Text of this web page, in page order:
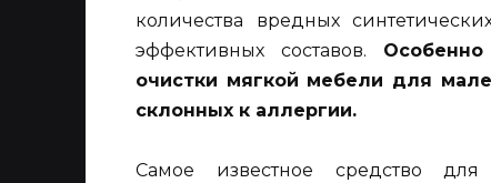
количества вредных
эффективных составов.
очистки мягкой мебели для
склонных к аллергии.
Самое известное средство